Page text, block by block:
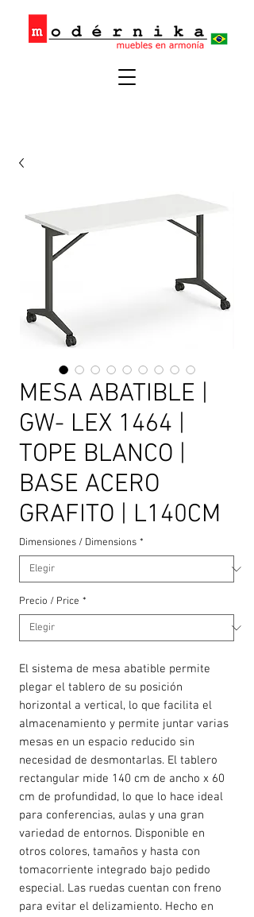
MESA ABATIBLE |
GW- LEX 1464 |
TOPE BLANCO |
BASE ACERO
GRAFITO | L140CM
Dimensiones / Dimensions *
Precio / Price *
El sistema de mesa abatible permite
plegar el tablero de su posición
horizontal a vertical, lo que facilita el
almacenamiento y permite juntar varias
mesas en un espacio reducido sin
necesidad de desmontarlas. El tablero
rectangular mide 140 cm de ancho x 60
cm de profundidad, lo que lo hace ideal
para conferencias, aulas y una gran
variedad de entornos. Disponible en
otros colores, tamaños y hasta con
tomacorriente integrado bajo pedido
especial. Las ruedas cuentan con freno
para evitar el delizamiento. Hecho en